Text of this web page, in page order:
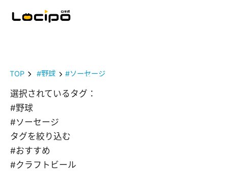
TOP #野球 #ソーセージ
選択されているタグ：
#野球
#ソーセージ
タグを絞り込む
#おすすめ
#クラフトビール